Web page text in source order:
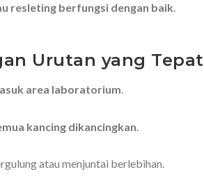
resleting berfungsi dengan baik.
Urutan yang Tepat
area laboratorium.
kancing dikancingkan
atau menjuntai berlebihan.